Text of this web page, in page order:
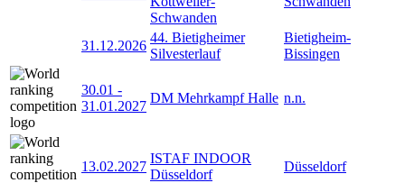
Schwanden
31.12.2026
44. Bietigheimer
Silvesterlauf
Bietigheim-
Bissingen
30.01 -
31.01.2027
DM Mehrkampf Halle n.n.
13.02.2027
ISTAF INDOOR
Düsseldorf
Düsseldorf